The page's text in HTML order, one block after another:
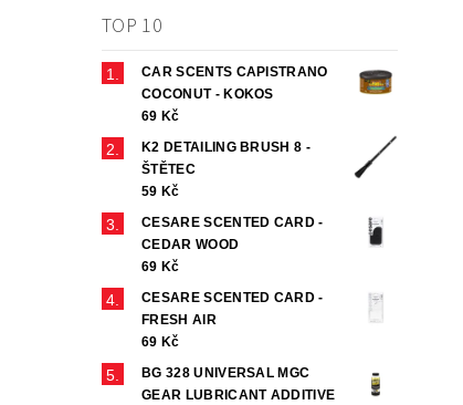
TOP 10
CAR SCENTS CAPISTRANO
COCONUT - KOKOS
69 Kč
K2 DETAILING BRUSH 8 -
ŠTĚTEC
59 Kč
CESARE SCENTED CARD -
CEDAR WOOD
69 Kč
CESARE SCENTED CARD -
FRESH AIR
69 Kč
BG 328 UNIVERSAL MGC
GEAR LUBRICANT ADDITIVE